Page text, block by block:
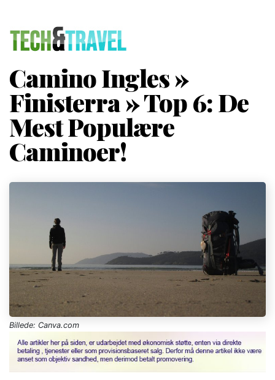
Camino Ingles »
Finisterra » Top 6: De
Mest Populære
Caminoer!
Billede: Canva.com